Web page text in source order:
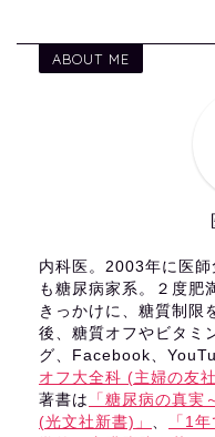
ABOUT ME
内科医。2003年に医
も糖尿病家系。２度肥
きっかけに、糖質制限
後、糖質オフやビタミ
グ、Facebook、
オフ大全科 (主婦の友社
著書は
「糖尿病の真実
(光文社新書)」 、
「1